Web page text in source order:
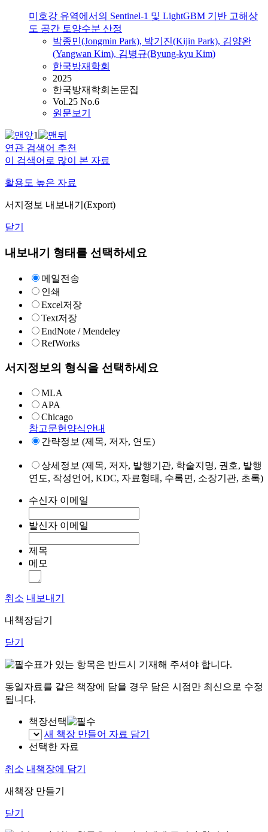
미호강 유역에서의 Sentinel-1 및 LightGBM 기반 고해상
도 공간 토양수분 산정
박종민(Jongmin Park), 박기진(Kijin Park), 김양완
(Yangwan Kim), 김병규(Byung-kyu Kim)
한국방재학회
2025
한국방재학회논문집
Vol.25 No.6
원문보기
1
연관 검색어 추천
이 검색어로 많이 본 자료
활용도 높은 자료
서지정보 내보내기(Export)
닫기
내보내기 형태를 선택하세요
메일전송
인쇄
Excel저장
Text저장
EndNote / Mendeley
RefWorks
서지정보의 형식을 선택하세요
MLA
APA
Chicago
참고문헌양식안내
간략정보 (제목, 저자, 연도)
상세정보 (제목, 저자, 발행기관, 학술지명, 권호, 발행
연도, 작성언어, KDC, 자료형태, 수록면, 소장기관, 초록)
수신자 이메일
발신자 이메일
제목
메모
취소 내보내기
내책장담기
닫기
표가 있는 항목은 반드시 기재해 주셔야 합니다.
동일자료를 같은 책장에 담을 경우 담은 시점만 최신으로 수정
됩니다.
책장선택
새 책장 만들어 자료 담기
선택한 자료
취소 내책장에 담기
새책장 만들기
닫기